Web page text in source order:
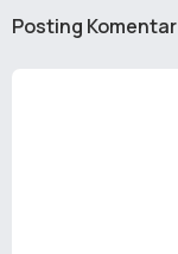
Posting Komentar